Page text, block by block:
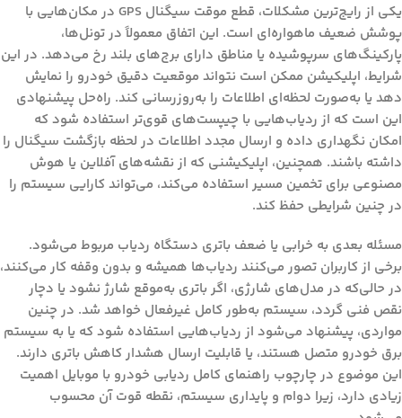
یکی از رایج‌ترین مشکلات، قطع موقت سیگنال GPS در مکان‌هایی با
پوشش ضعیف ماهواره‌ای است. این اتفاق معمولاً در تونل‌ها،
پارکینگ‌های سرپوشیده یا مناطق دارای برج‌های بلند رخ می‌دهد. در این
شرایط، اپلیکیشن ممکن است نتواند موقعیت دقیق خودرو را نمایش
دهد یا به‌صورت لحظه‌ای اطلاعات را به‌روزرسانی کند. راه‌حل پیشنهادی
این است که از ردیاب‌هایی با چیپست‌های قوی‌تر استفاده شود که
امکان نگهداری داده و ارسال مجدد اطلاعات در لحظه بازگشت سیگنال را
داشته باشند. همچنین، اپلیکیشنی که از نقشه‌های آفلاین یا هوش
مصنوعی برای تخمین مسیر استفاده می‌کند، می‌تواند کارایی سیستم را
در چنین شرایطی حفظ کند.
مسئله بعدی به خرابی یا ضعف باتری دستگاه ردیاب مربوط می‌شود.
برخی از کاربران تصور می‌کنند ردیاب‌ها همیشه و بدون وقفه کار می‌کنند،
در حالی‌که در مدل‌های شارژی، اگر باتری به‌موقع شارژ نشود یا دچار
نقص فنی گردد، سیستم به‌طور کامل غیرفعال خواهد شد. در چنین
مواردی، پیشنهاد می‌شود از ردیاب‌هایی استفاده شود که یا به سیستم
برق خودرو متصل هستند، یا قابلیت ارسال هشدار کاهش باتری دارند.
این موضوع در چارچوب راهنمای کامل ردیابی خودرو با موبایل اهمیت
زیادی دارد، زیرا دوام و پایداری سیستم، نقطه قوت آن محسوب